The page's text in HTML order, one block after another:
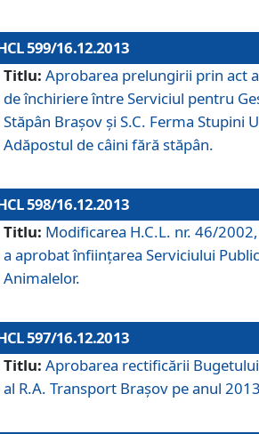
599/16.12.2013
Titlu: Aprobarea prelungirii prin act
de închiriere între Serviciul pentru
Stăpân Braşov şi S.C. Ferma Stupini
Adăpostul de câini fără stăpân.
598/16.12.2013
Titlu: Modificarea H.C.L. nr. 46/
a aprobat înfiinţarea Serviciului
Animalelor.
597/16.12.2013
Titlu: Aprobarea rectificării
al R.A. Transport Braşov pe anul